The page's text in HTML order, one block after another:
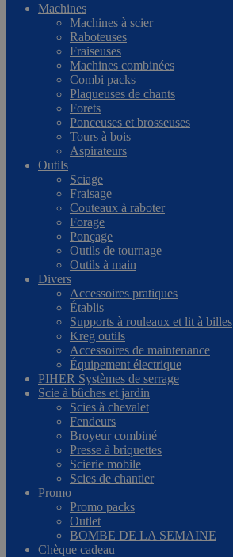
Machines
Machines à scier
Raboteuses
Fraiseuses
Machines combinées
Combi packs
Plaqueuses de chants
Forets
Ponceuses et brosseuses
Tours à bois
Aspirateurs
Outils
Sciage
Fraisage
Couteaux à raboter
Forage
Ponçage
Outils de tournage
Outils à main
Divers
Accessoires pratiques
Établis
Supports à rouleaux et lit à billes
Kreg outils
Accessoires de maintenance
Équipement électrique
PIHER Systèmes de serrage
Scie à bûches et jardin
Scies à chevalet
Fendeurs
Broyeur combiné
Presse à briquettes
Scierie mobile
Scies de chantier
Promo
Promo packs
Outlet
BOMBE DE LA SEMAINE
Chèque cadeau